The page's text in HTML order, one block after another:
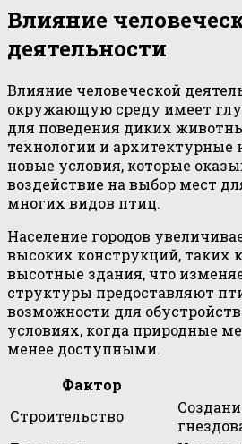
Влияние
деятельности
Влияние человеческой
окружающую среду имеет
для поведения диких
технологии и архитектурные
новые условия, которые
воздействие на выбор мест
многих видов птиц.
Население городов
высоких конструкций, таких
высотные здания, что
структуры предоставляют
возможности для
условиях, когда природные
менее доступными.
Фактор
Строительство